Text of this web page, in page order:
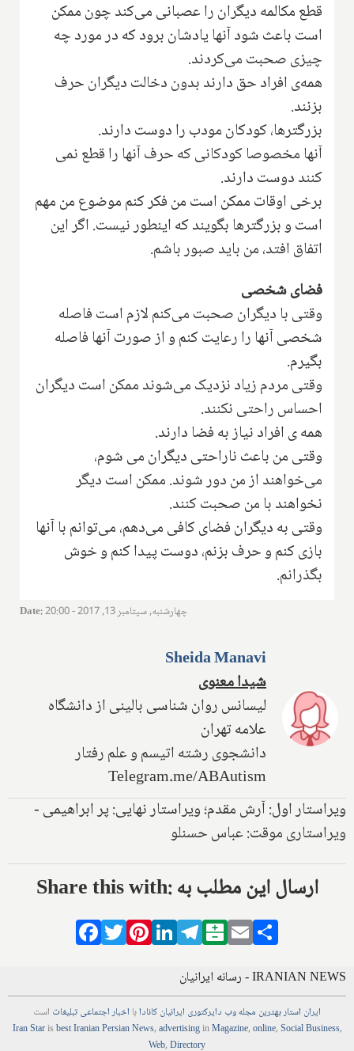
قطع مکالمه دیگران را عصبانی می‌کند چون ممکن
است باعث شود آنها یادشان برود که در مورد چه
چیزی صحبت می‌کردند.
همه‌ی افراد حق دارند بدون دخالت دیگران حرف
بزنند.
بزرگترها، کودکان مودب را دوست دارند.
آنها مخصوصا کودکانی که حرف آنها را قطع نمی
کنند دوست دارند.
برخی اوقات ممکن است من فکر کنم موضوع من مهم
است و بزرگترها بگویند که اینطور نیست. اگر این
اتفاق افتد، من باید صبور باشم.
فضای شخصی
وقتی با دیگران صحبت می‌کنم لازم است فاصله
شخصی آنها را رعایت کنم و از صورت آنها فاصله
بگیرم.
وقتی مردم زیاد نزدیک می‌شوند ممکن است دیگران
احساس راحتی نکنند.
همه ی افراد نیاز به فضا دارند.
وقتی من باعث ناراحتی دیگران می شوم،
می‌خواهند از من دور شوند. ممکن است دیگر
نخواهند با من صحبت کنند.
وقتی به دیگران فضای کافی می‌دهم، می‌توانم با آنها
بازی کنم و حرف بزنم، دوست پیدا کنم و خوش
بگذرانم.
Date: چهارشنبه, سپتامبر 13, 2017 - 20:00
Sheida Manavi
شیدا معنوی
لیسانس روان شناسی بالینی از دانشگاه
علامه تهران
دانشجوی رشته اتیسم و علم رفتار
Telegram.me/ABAutism
ویراستار اول: آرش مقدم؛ ویراستار نهایی: پر ابراهیمی -
ویراستاری موقت: عباس حسنلو
Share this with: ارسال این مطلب به
Facebook
TwitterPinterestLinkedIn
Telegram
Balatarin
Email
IRANIAN NEWS - رسانه ایرانیان
ایران استاربهترین مجلهوب دایرکتوری ایرانیان کانادابا اخباراجتماعیتبلیغات است
Iran Starisbest Iranian PersianNews,advertisinginMagazine,online,Social Business,
Web,Directory